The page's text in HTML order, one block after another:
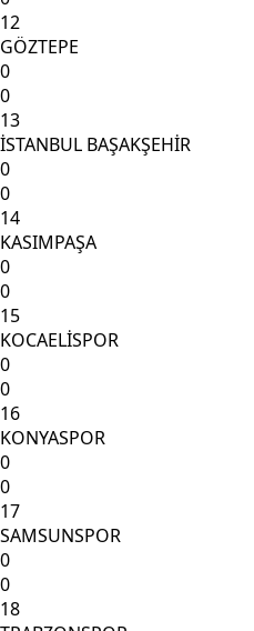
12
GÖZTEPE
0
0
13
İSTANBUL BAŞAKŞEHİR
0
0
14
KASIMPAŞA
0
0
15
KOCAELİSPOR
0
0
16
KONYASPOR
0
0
17
SAMSUNSPOR
0
0
18